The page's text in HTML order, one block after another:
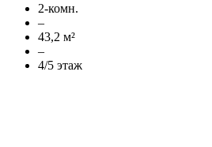
2-комн.
–
43,2 м²
–
4/5 этаж